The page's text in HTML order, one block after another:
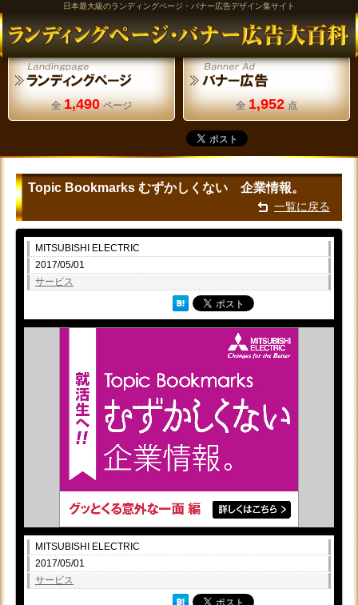
日本最大級のランディングページ・バナー広告デザイン集サイト
全 1,490 ページ 全 1,952 点
Topic Bookmarks むずかしくない 企業情報。
一覧に戻る
MITSUBISHI ELECTRIC
2017/05/01
サービス
MITSUBISHI ELECTRIC
2017/05/01
サービス